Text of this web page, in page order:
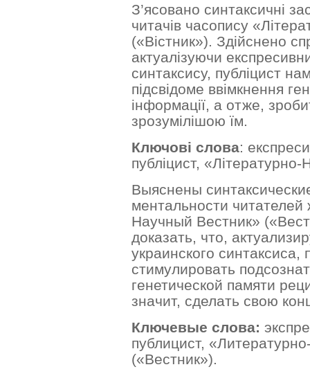
З’ясовано синтаксичні
читачів часопису
(«Вістник»). Здійснено
актуалізуючи
синтаксису, публіцист
підсвідоме ввімкнення
інформації, а отже,
зрозумілішою їм.
Ключові слова:
публіцист,
Выяснены
ментальности
Научный Вестник»
доказать, что,
украинского синтаксиса,
стимулировать
генетической памяти
значит, сделать свою
Ключевые слова:
публицист,
(«Вестник»).